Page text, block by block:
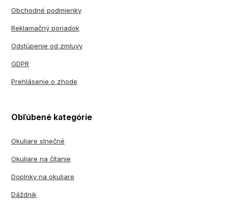
Obchodné podmienky
Reklamačný poriadok
Odstúpenie od zmluvy
GDPR
Prehlásenie o zhode
Obľúbené kategórie
Okuliare slnečné
Okuliare na čítanie
Doplnky na okuliare
Dáždnik